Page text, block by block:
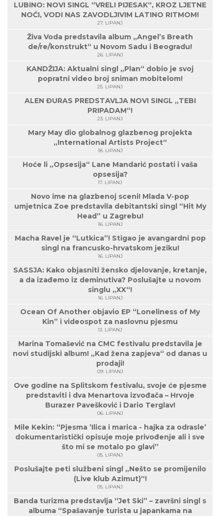
LUBINO: NOVI SINGL “VRELI PIJESAK“, KROZ LJETNE
NOĆI, VODI NAS ZAVODLJIVIM LATINO RITMOM!
27. LIPANJ
Živa Voda predstavila album „Angel’s Breath
de/re/konstrukt“ u Novom Sadu i Beogradu!
26. LIPANJ
KANDŽIJA: Aktualni singl „Plan“ dobio je svoj
popratni video broj sniman mobitelom!
25. LIPANJ
ALEN ĐURAS PREDSTAVLJA NOVI SINGL „TEBI
PRIPADAM“!
23. LIPANJ
Mary May dio globalnog glazbenog projekta
„International Artists Project“
18. LIPANJ
Hoće li „Opsesija“ Lane Mandarić postati i vaša
opsesija?
17. LIPANJ
Novo ime na glazbenoj sceni! Mlada V-pop
umjetnica Zoe predstavila debitantski singl “Hit My
Head” u Zagrebu!
16. LIPANJ
Macha Ravel je “Lutkica”! Stigao je avangardni pop
singl na francusko-hrvatskom jeziku!
16. LIPANJ
SASSJA: Kako objasniti žensko djelovanje, kretanje,
a da izađemo iz deminutiva? Poslušajte u novom
singlu „XX“!
16. LIPANJ
Ocean Of Another objavio EP “Loneliness of My
Kin” i videospot za naslovnu pjesmu
13. LIPANJ
Marina Tomašević na CMC festivalu predstavila je
novi studijski album! „Kad žena zapjeva“ od danas u
prodaji!
09. LIPANJ
Ove godine na Splitskom festivalu, svoje će pjesme
predstaviti i dva Menartova izvođača – Hrvoje
Burazer Pavešković i Dario Terglav!
06. LIPANJ
Mile Kekin: “Pjesma ’Ilica i marica - hajka za odrasle’
dokumentaristički opisuje moje privođenje ali i sve
što mi se motalo po glavi”
05. LIPANJ
Poslušajte peti službeni singl „Nešto se promijenilo
(Live klub Azimut)“!
05. LIPANJ
Banda turizma predstavlja “Jet Ski” – završni singl s
albuma “Spašavanje turista u japankama na